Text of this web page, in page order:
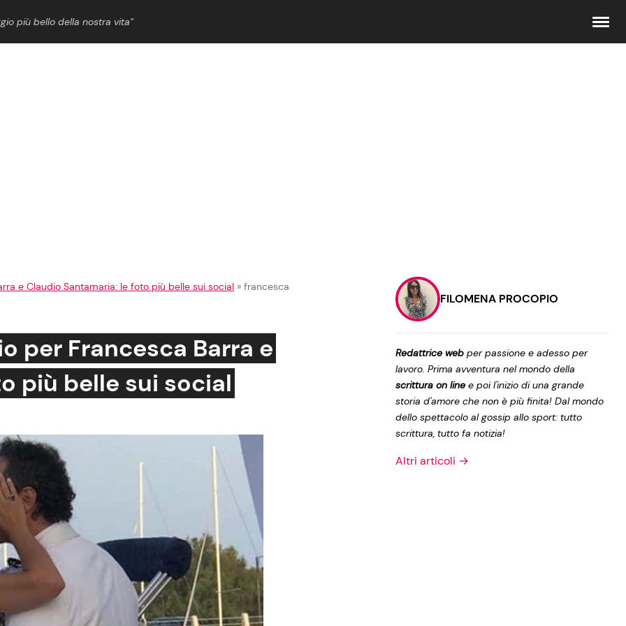
più bello della nostra vita”
Ricette Facili e Veloci
Ricette Feste
Ricette per Bambini
Contattaci
Pubblicità
Privacy Policy
e Claudio Santamaria: le foto più belle sui social » francesca
per Francesca Barra e
più belle sui social
FILOMENA PROCOPIO
Redattrice web per passione e adesso per
lavoro. Prima avventura nel mondo della
scrittura on line e poi l'inizio di una grande
storia d'amore che non è più finita! Dal mondo
dello spettacolo al gossip allo sport: tutto
scrittura, tutto fa notizia!
Altri articoli →